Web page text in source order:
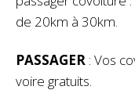
de 20km à 30km.
PASSAGER : Vos
voire gratuits.